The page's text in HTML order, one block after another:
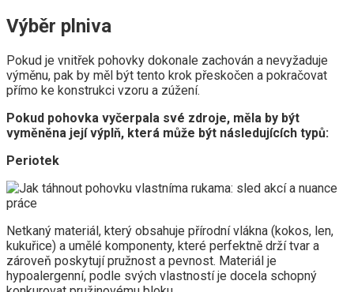
Výběr plniva
Pokud je vnitřek pohovky dokonale zachován a nevyžaduje
výměnu, pak by měl být tento krok přeskočen a pokračovat
přímo ke konstrukci vzoru a zúžení.
Pokud pohovka vyčerpala své zdroje, měla by být
vyměněna její výplň, která může být následujících typů:
Periotek
Netkaný materiál, který obsahuje přírodní vlákna (kokos, len,
kukuřice) a umělé komponenty, které perfektně drží tvar a
zároveň poskytují pružnost a pevnost. Materiál je
hypoalergenní, podle svých vlastností je docela schopný